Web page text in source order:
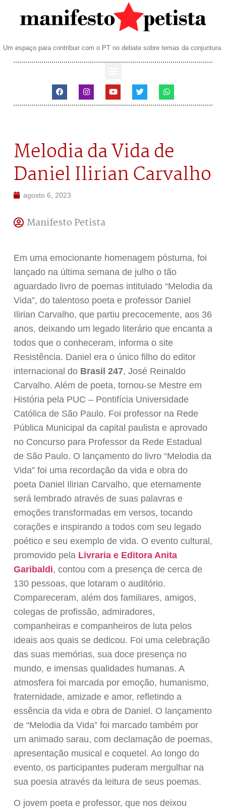
Um espaço para contribuir com o PT no debate sobre temas da conjuntura.
Melodia da Vida de
Daniel Ilirian Carvalho
agosto 6, 2023
Manifesto Petista
Em uma emocionante homenagem póstuma, foi
lançado na última semana de julho o tão
aguardado livro de poemas intitulado “Melodia da
Vida”, do talentoso poeta e professor Daniel
Ilirian Carvalho, que partiu precocemente, aos 36
anos, deixando um legado literário que encanta a
todos que o conheceram, informa o site
Resistência. Daniel era o único filho do editor
internacional doBrasil 247, José Reinaldo
Carvalho. Além de poeta, tornou-se Mestre em
História pela PUC – Pontifícia Universidade
Católica de São Paulo. Foi professor na Rede
Pública Municipal da capital paulista e aprovado
no Concurso para Professor da Rede Estadual
de São Paulo. O lançamento do livro “Melodia da
Vida” foi uma recordação da vida e obra do
poeta Daniel Ilirian Carvalho, que eternamente
será lembrado através de suas palavras e
emoções transformadas em versos, tocando
corações e inspirando a todos com seu legado
poético e seu exemplo de vida. O evento cultural,
promovido pela Livraria e Editora Anita
Garibaldi, contou com a presença de cerca de
130 pessoas, que lotaram o auditório.
Compareceram, além dos familiares, amigos,
colegas de profissão, admiradores,
companheiras e companheiros de luta pelos
ideais aos quais se dedicou. Foi uma celebração
das suas memórias, sua doce presença no
mundo, e imensas qualidades humanas. A
atmosfera foi marcada por emoção, humanismo,
fraternidade, amizade e amor, refletindo a
essência da vida e obra de Daniel. O lançamento
de “Melodia da Vida” foi marcado também por
um animado sarau, com declamação de poemas,
apresentação musical e coquetel. Ao longo do
evento, os participantes puderam mergulhar na
sua poesia através da leitura de seus poemas.
O jovem poeta e professor, que nos deixou